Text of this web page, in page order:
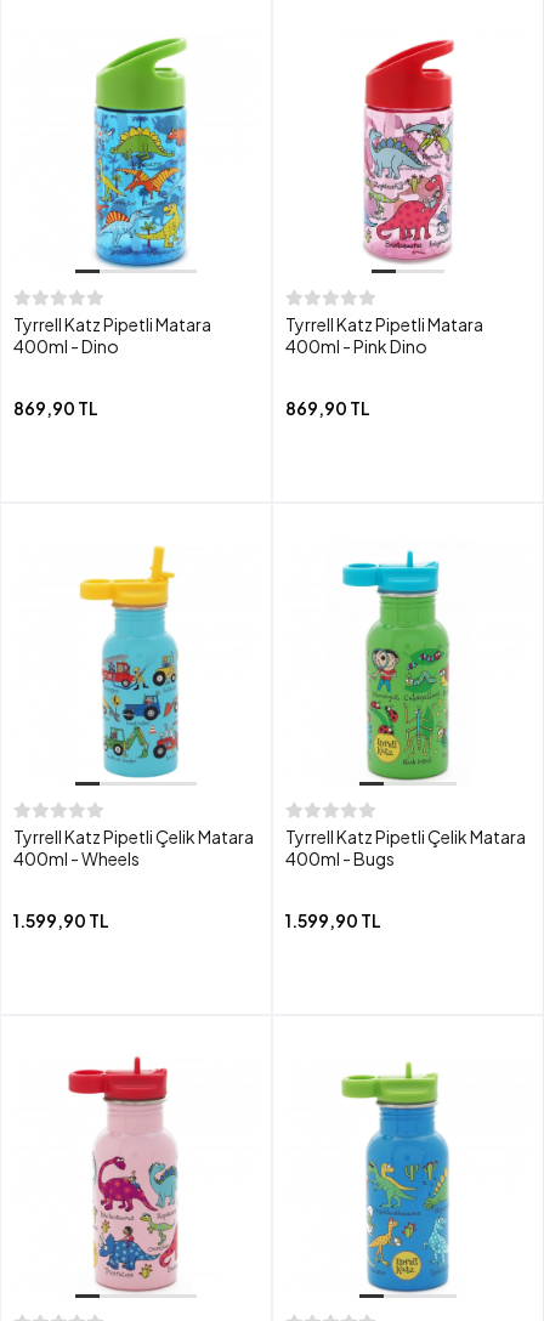
Tyrrell Katz Pipetli Matara
400ml - Dino
869,90 TL
Tyrrell Katz Pipetli Matara
400ml - Pink Dino
869,90 TL
Tyrrell Katz Pipetli Çelik Matara
400ml - Wheels
1.599,90 TL
Tyrrell Katz Pipetli Çelik Matara
400ml - Bugs
1.599,90 TL